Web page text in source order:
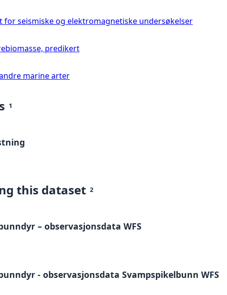
for seismiske og elektromagnetiske undersøkelser
predikert
marine arter
1
this dataset 2
– observasjonsdata WFS
- observasjonsdata Svampspikelbunn WFS